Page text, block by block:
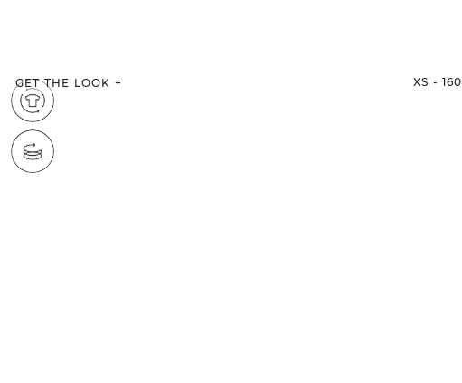
GET THE LOOK + XS - 160